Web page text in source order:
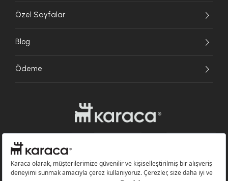
Özel Sayfalar
Blog
Ödeme